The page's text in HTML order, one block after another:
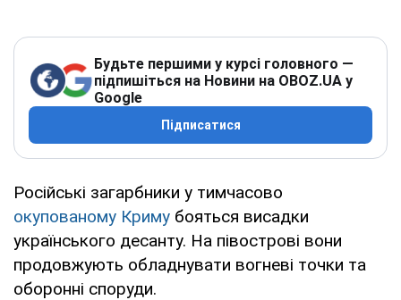
Будьте першими у курсі головного —
підпишіться на Новини на OBOZ.UA у
Google
Підписатися
Російські загарбники у тимчасово
окупованому Криму бояться висадки
українського десанту. На півострові вони
продовжують обладнувати вогневі точки та
оборонні споруди.